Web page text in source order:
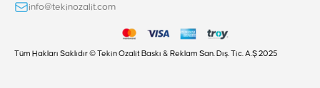
info@tekinozalit.com
Tüm Hakları Saklıdır © Tekin Ozalit Baskı & Reklam San. Dış. Tic. A.Ş 2025